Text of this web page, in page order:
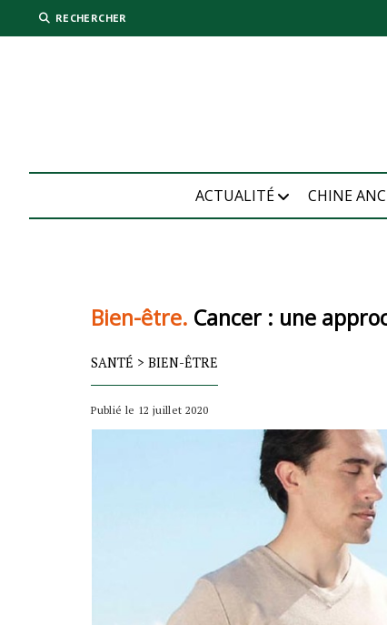
RECHERCHER
ACTUALITÉ CHINE
Bien-être. Cancer : une
SANTÉ >BIEN-ÊTRE
Publié le 12 juillet 2020